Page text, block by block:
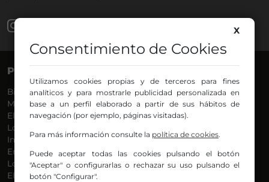
PROGRAMAS
Bilbosport
Más Música
El Madrugador
Lo Más Nuevo
Informativos
En Ruta
Locos por la Música
El Supermadrugador
Agurtzane
Belén Ollero
Dani
Eva Argote
Endika
Iker
X
Consentimiento de Cookies
Utilizamos cookies propias y de terceros para fines
analíticos y para mostrarle publicidad personalizada en
base a un perfil elaborado a partir de sus hábitos de
navegación (por ejemplo, páginas visitadas).
Para más información consulte la política de cookies.
Puede aceptar todas las cookies pulsando el botón
"Aceptar" o configurarlas o rechazar su uso pulsando el
botón "Configurar".